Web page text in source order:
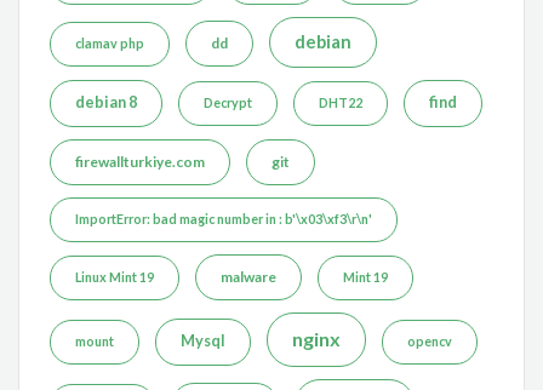
clamav php dd debian
debian 8 Decrypt DHT22 find
firewallturkiye.com git
ImportError: bad magic number in : b'\x03\xf3\r\n'
Linux Mint 19 malware Mint 19
mount Mysql nginx opencv